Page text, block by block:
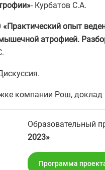
- Курбатов С.А.
«Практический опыт
атрофией.
компании Рош, доклад
Образовательный
2023»
Программа